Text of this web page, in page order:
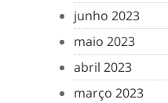
junho 2023
maio 2023
abril 2023
março 2023